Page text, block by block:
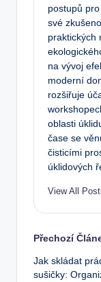
postupů
své
praktických
na vývoj
moderní
rozšiřuje
oblasti
čase se
čisticími
úklidových
View All
Post
Přechozí
Jak skládat
sušičky: